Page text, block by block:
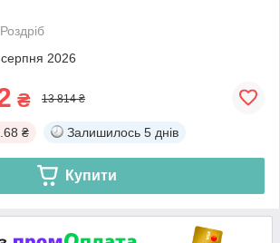
Роздріб
2026
₴ 13 814 ₴
₴ Залишилось 5 днів
Купити